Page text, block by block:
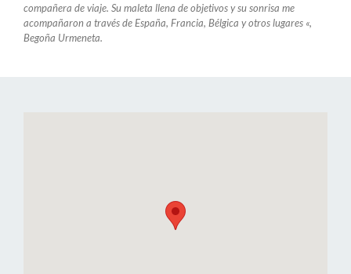
compañera de viaje. Su maleta llena de objetivos y su sonrisa me
acompañaron a través de España, Francia, Bélgica y otros lugares «,
Begoña Urmeneta.